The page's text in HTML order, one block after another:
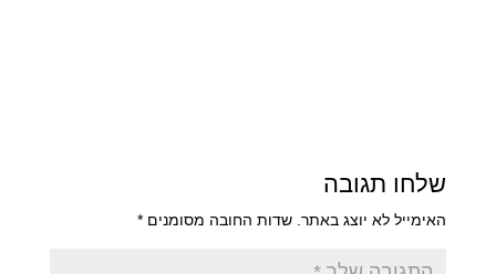
שלחו תגובה
האימייל לא יוצג באתר. שדות החובה מסומנים *